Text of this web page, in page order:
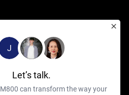
J
Let’s talk.
can transform the way your